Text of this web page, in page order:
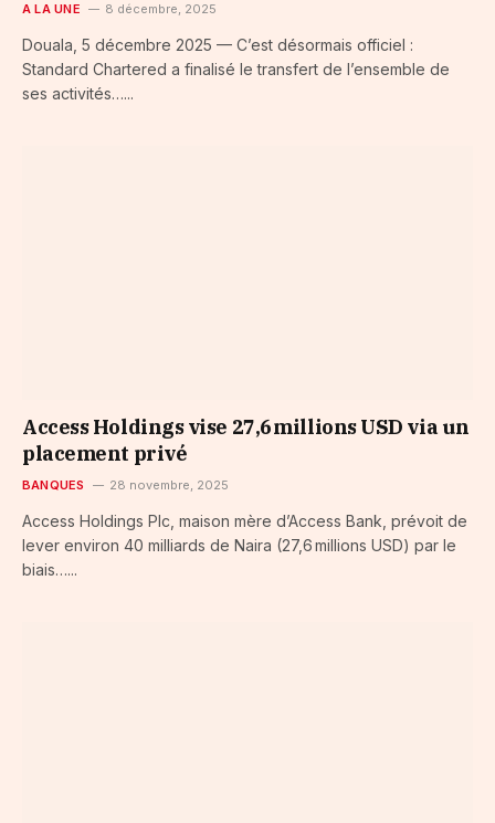
A LA UNE 8 décembre, 2025
Douala, 5 décembre 2025 — C’est désormais officiel :
Standard Chartered a finalisé le transfert de l’ensemble de
ses activités…...
Access Holdings vise 27,6 millions USD via un
placement privé
BANQUES 28 novembre, 2025
Access Holdings Plc, maison mère d’Access Bank, prévoit de
lever environ 40 milliards de Naira (27,6 millions USD) par le
biais…...